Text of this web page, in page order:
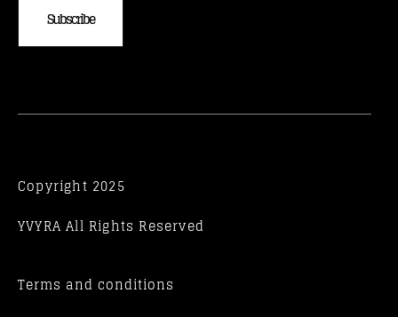
Subscribe
Copyright 2025
YVYRA All Rights Reserved
Terms and conditions